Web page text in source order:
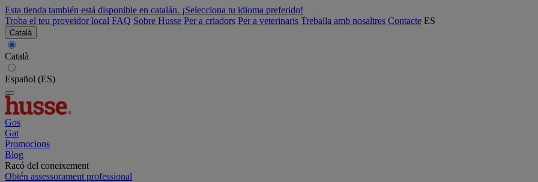
Esta tienda también está disponible en catalán. ¡Selecciona tu idioma preferido!
Troba el teu proveïdor local FAQ Sobre Husse Per a criadors Per a veterinaris Treballa amb nosaltres Contacte ES
Català
Català
Español (ES)
Gos
Gat
Promocions
Blog
Racó del coneixement
Obtén assessorament professional